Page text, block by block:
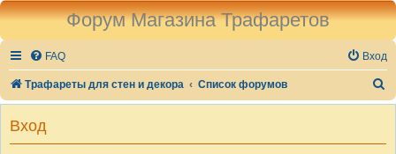
Форум Магазина Трафаретов
FAQ Вход
Трафареты для стен и декора Список форумов
о
Вход